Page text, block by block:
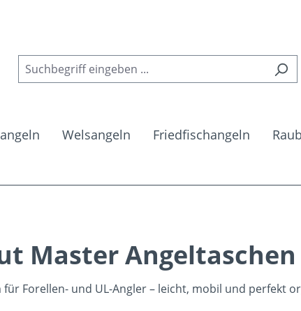
Welsangeln Friedfischangeln
Master Angeltaschen
für Forellen- und UL-Angler – leicht, mobil und perfekt